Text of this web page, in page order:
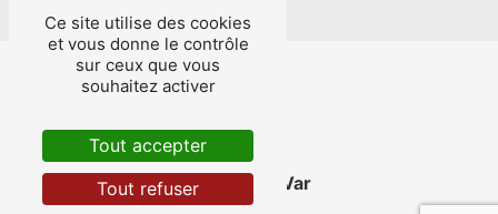
La Valette-du-Var
Ce site utilise des cookies
et vous donne le contrôle
sur ceux que vous
souhaitez activer
Tout accepter
Tout refuser